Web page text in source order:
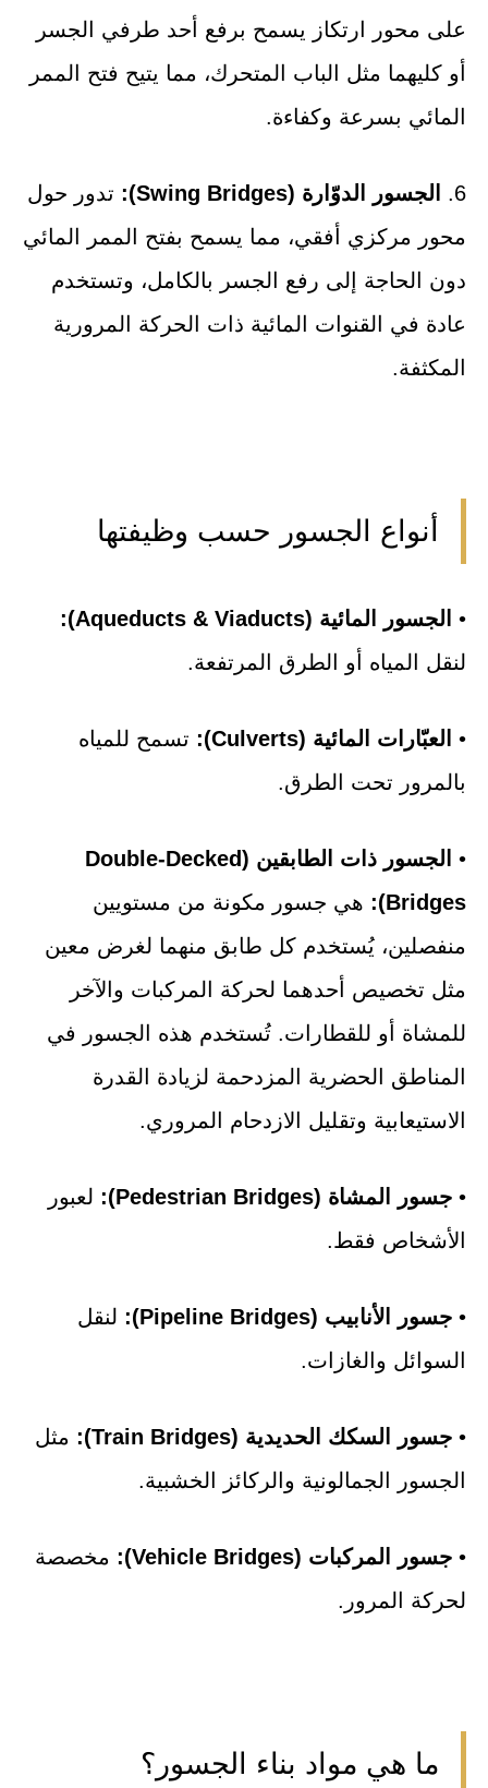
على محور ارتكاز يسمح برفع أحد طرفي الجسر
أو كليهما مثل الباب المتحرك، مما يتيح فتح الممر
المائي بسرعة وكفاءة.
6. الجسور الدوّارة (Swing Bridges):
تدور حول
محور مركزي أفقي، مما يسمح بفتح الممر المائي
دون الحاجة إلى رفع الجسر بالكامل، وتستخدم
عادة في القنوات المائية ذات الحركة المرورية
المكثفة.
أنواع الجسور حسب وظيفتها
• الجسور المائية (Aqueducts & Viaducts):
لنقل المياه أو الطرق المرتفعة.
• العبّارات المائية (Culverts):
تسمح للمياه
بالمرور تحت الطرق.
•
الجسور ذات الطابقين (Double-Decked
Bridges):
هي جسور مكونة من مستويين
منفصلين، يُستخدم كل طابق منهما لغرض معين
مثل تخصيص أحدهما لحركة المركبات والآخر
للمشاة أو للقطارات. تُستخدم هذه الجسور في
المناطق الحضرية المزدحمة لزيادة القدرة
الاستيعابية وتقليل الازدحام المروري.
• جسور المشاة (Pedestrian Bridges):
لعبور
الأشخاص فقط.
• جسور الأنابيب (Pipeline Bridges):
لنقل
السوائل والغازات.
• جسور السكك الحديدية (Train Bridges):
مثل
الجسور الجمالونية والركائز الخشبية.
• جسور المركبات (Vehicle Bridges):
مخصصة
لحركة المرور.
ما هي مواد بناء الجسور؟